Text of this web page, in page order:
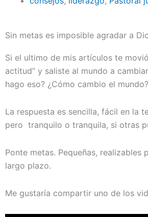
Sin metas es imposible agradar a
Si el ultimo de mis artículos te
actitud” y saliste al mundo a
hago eso? ¿Cómo cambio el
La respuesta es sencilla, fácil en la
pero tranquilo o tranquila, si otras
Ponte metas. Pequeñas,
largo plazo.
Me gustaría compartir uno de los